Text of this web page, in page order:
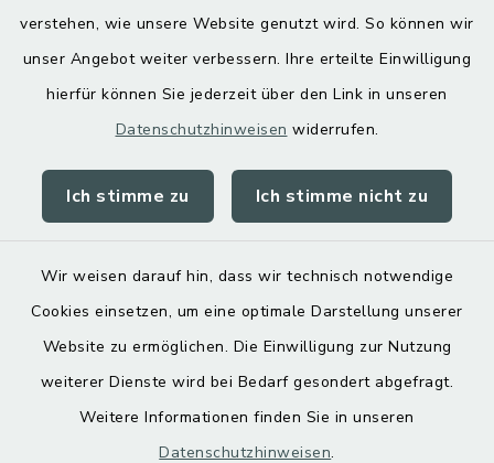
verstehen, wie unsere Website genutzt wird. So können wir
unser Angebot weiter verbessern. Ihre erteilte Einwilligung
hierfür können Sie jederzeit über den Link in unseren
Datenschutzhinweisen widerrufen.
Ich stimme zu Ich stimme nicht zu
Wir weisen darauf hin, dass wir technisch notwendige
Cookies einsetzen, um eine optimale Darstellung unserer
Website zu ermöglichen. Die Einwilligung zur Nutzung
weiterer Dienste wird bei Bedarf gesondert abgefragt.
Weitere Informationen finden Sie in unseren
Datenschutzhinweisen.
Digitaler Ortsplan
Kontakt
Datenschutz
Impressum
Sitemap